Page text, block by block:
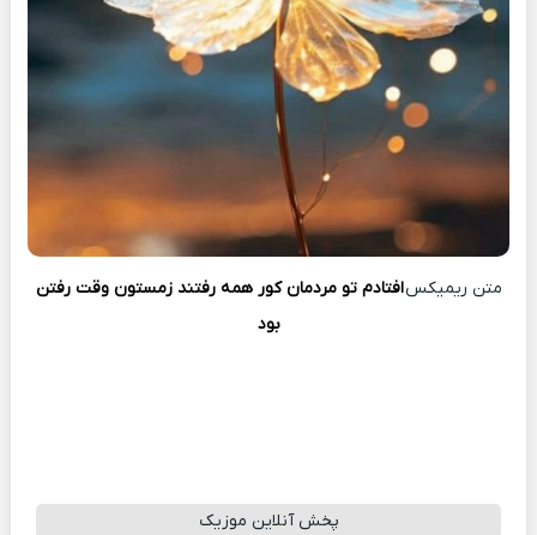
متن ریمیکسافتادم تو مردمان کور همه رفتند زمستون وقت رفتن
بود
پخش آنلاین موزیک